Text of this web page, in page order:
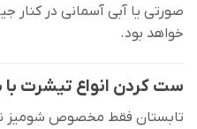
صورتی یا آبی آسمانی در کنار
خواهد بود.
ست کردن انواع تیشرت با
تابستان فقط مخصوص شومیز